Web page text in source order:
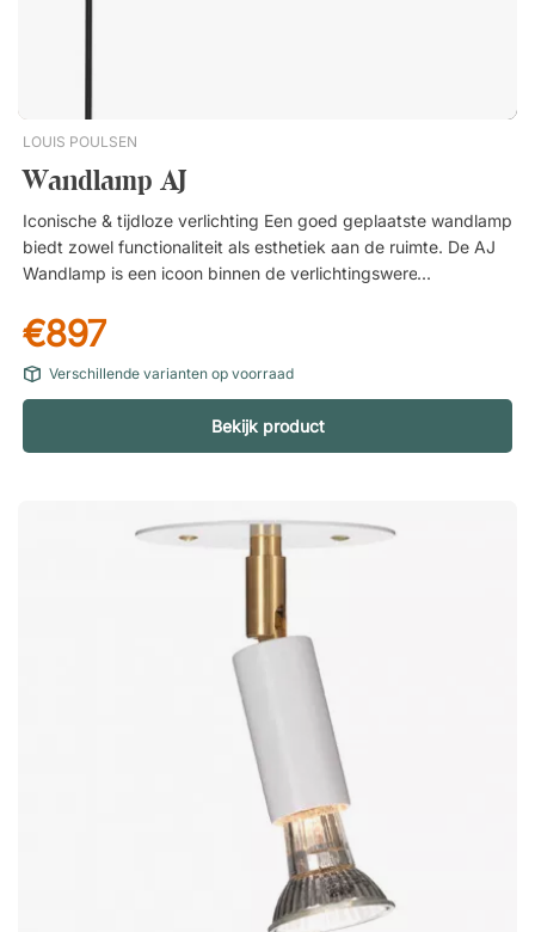
LOUIS POULSEN
Wandlamp AJ
Iconische & tijdloze verlichting Een goed geplaatste wandlamp
biedt zowel functionaliteit als esthetiek aan de ruimte. De AJ
Wandlamp is een icoon binnen de verlichtingswereld en kent
kenmerkende vormgeving is ze uitgegroeid tot een tijdloze
klassieker. Ontworpen voor het SAS Royal Hotel In 1957 kreeg
Arne Jacobsen de prestigieuze taak om het algemene
designconcept voor het SAS Royal Hotel in Kopenhagen te
ontwikkelen en te ontwerpen. Zo ontstond de AJ-reeks van
verlichtingsarmaturen, die werden ontwikkeld in koper en
verwelkomde de gasten met zijn aangename gloed. Over de
ontwerper - Arne Jacobsen Arne Jacobsen was een Deense
zijn baanbrekende en compromisloze modernistische manier
van denken veroverde Arne de hele designwereld
stormenderhand. Na zijn afstuderen aan de Kunstacademie
van Kopenhagen in 1927 en zijn grote doorbraak, vestigde hij
zijn eigen bureau in Hällerup. Dit was het beginpunt van wat
zou komen. Naast alle meubels die Arne tijdens zijn leven
ontwierp, is hij nu bekend om zijn gebouwen, lampen, klokken,
bestek, stoffen en behang. Arne's designtaal is legendarisch
geworden in de industrie dankzij uitspraken als "zo dun
mogelijk en nooit in het midden" en "vandaag gaan we een
laag en rond project doen" - Arne Jacobsen.Wandlamp AJ
maakt deel uit van de iconische AJ-serie, ontworpen in 1957
€897
Verschillende varianten op voorraad
Bekijk product